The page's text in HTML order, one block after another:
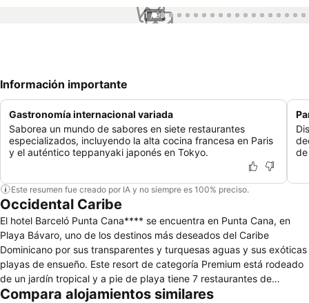
1 / 99
Información importante
Gastronomía internacional variada
Saborea un mundo de sabores en siete restaurantes
especializados, incluyendo la alta cocina francesa en Paris
y el auténtico teppanyaki japonés en Tokyo.
Este resumen fue creado por IA y no siempre es 100% preciso.
Occidental Caribe
El hotel Barceló Punta Cana**** se encuentra en Punta Cana, en
Playa Bávaro, uno de los destinos más deseados del Caribe
Dominicano por sus transparentes y turquesas aguas y sus exóticas
playas de ensueño. Este resort de categoría Premium está rodeado
de un jardín tropical y a pie de playa tiene 7 restaurantes de
especialidades que puede disfrutar dentro del programa Barceló
Compara alojamientos similares